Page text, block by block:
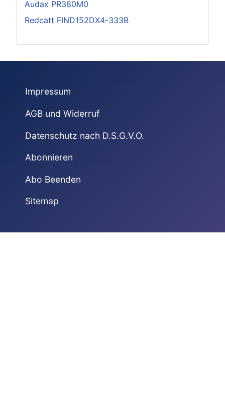
Audax PR380M0
Redcatt FIND152DX4-333B
Impressum
AGB und Widerruf
Datenschutz nach D.S.G.V.O.
Abonnieren
Abo Beenden
Sitemap